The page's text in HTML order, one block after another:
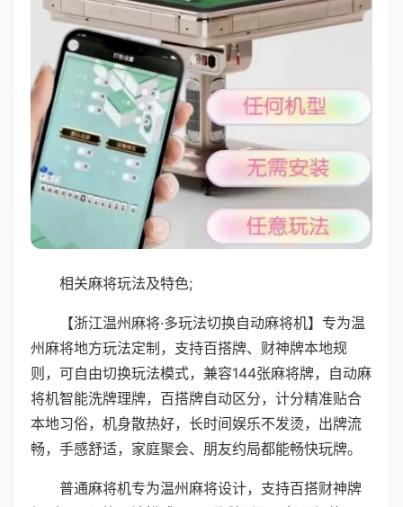
相关麻将玩法及特色;
【浙江温州麻将·多玩法切换自动麻将机】专为温
州麻将地方玩法定制，支持百搭牌、财神牌本地规
则，可自由切换玩法模式，兼容144张麻将牌，自动麻
将机智能洗牌理牌，百搭牌自动区分，计分精准贴合
本地习俗，机身散热好，长时间娱乐不发烫，出牌流
畅，手感舒适，家庭聚会、朋友约局都能畅快玩牌。
普通麻将机专为温州麻将设计，支持百搭财神牌